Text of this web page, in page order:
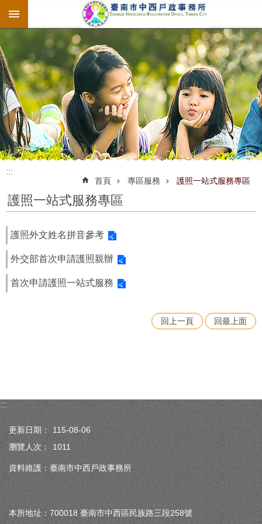
跳到主要內容區塊
:::
:::
首頁 專區服務 護照一站式服務專區
護照一站式服務專區
護照外文姓名拼音參考
外交部首次申請護照親辦
首次申請護照一站式服務
回上一頁 回最上面
:::
更新日期：
115-08-06
瀏覽人次：
1011
資料維護：臺南市中西戶政事務所
本所地址：700018 臺南市中西區民族路三段258號